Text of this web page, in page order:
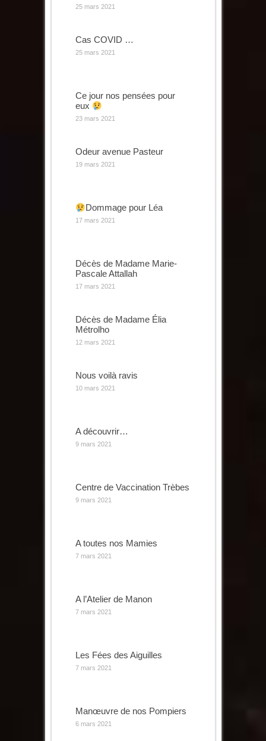
25 mars 2021
Cas COVID …
25 mars 2021
Ce jour nos pensées pour
eux
23 mars 2021
Odeur avenue Pasteur
19 mars 2021
Dommage pour Léa
17 mars 2021
Décès de Madame Marie-
Pascale Attallah
17 mars 2021
Décès de Madame Élia
Métrolho
12 mars 2021
Nous voilà ravis
10 mars 2021
A découvrir…
9 mars 2021
Centre de Vaccination Trèbes
9 mars 2021
A toutes nos Mamies
7 mars 2021
A l’Atelier de Manon
7 mars 2021
Les Fées des Aiguilles
7 mars 2021
Manœuvre de nos Pompiers
6 mars 2021